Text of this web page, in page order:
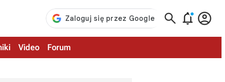
  
Video Forum